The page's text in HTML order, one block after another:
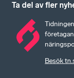
Ta del av fler
Besök